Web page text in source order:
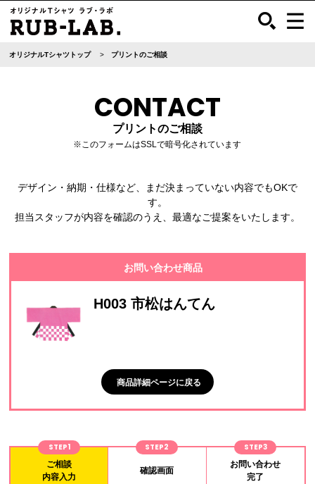
オリジナルTシャツトップ プリントのご相談
CONTACT
プリントのご相談
※このフォームはSSLで暗号化されています
デザイン・納期・仕様など、まだ決まっていない内容でもOKで
す。
担当スタッフが内容を確認のうえ、最適なご提案をいたします。
お問い合わせ商品
H003 市松はんてん
商品詳細ページに戻る
STEP1
ご相談
内容入力
STEP2
確認画面
STEP3
お問い合わせ
完了